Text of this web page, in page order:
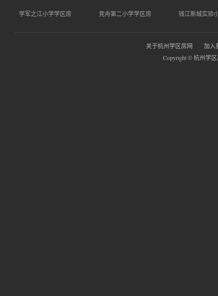
学军之江小学学区房 竞舟第二小学学区房 钱江新城实验
关于杭州学区房网
加入
Copyright © 杭州学